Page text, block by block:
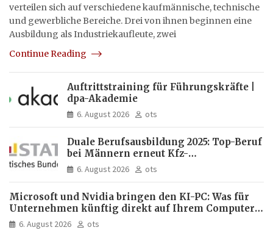
verteilen sich auf verschiedene kaufmännische, technische
und gewerbliche Bereiche. Drei von ihnen beginnen eine
Ausbildung als Industriekaufleute, zwei
Continue Reading
Auftrittstraining für Führungskräfte |
dpa-Akademie
6. August 2026 ots
Duale Berufsausbildung 2025: Top-Beruf
bei Männern erneut Kfz-
Mechatroniker, bei Frauen
medizinische Fachangestellte
6. August 2026 ots
Microsoft und Nvidia bringen den KI-PC: Was für
Unternehmen künftig direkt auf Ihrem Computer
läuft und was weiter in der Cloud bleibt
6. August 2026 ots